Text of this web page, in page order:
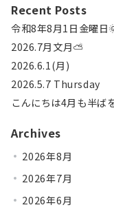
Recent Posts
令和8年8月1日金曜日
2026.7月文月⛅
2026.6.1(月)
2026.5.7 Thursday
こんにちは4月も半ば
Archives
2026年8月
2026年7月
2026年6月